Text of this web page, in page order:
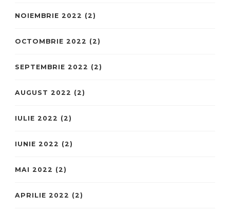
NOIEMBRIE 2022 (2)
OCTOMBRIE 2022 (2)
SEPTEMBRIE 2022 (2)
AUGUST 2022 (2)
IULIE 2022 (2)
IUNIE 2022 (2)
MAI 2022 (2)
APRILIE 2022 (2)